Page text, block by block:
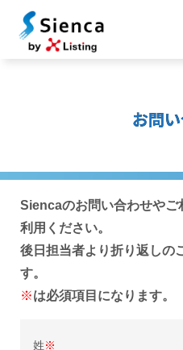
お問
Siencaのお問い合わせやご
利用ください。
後日担当者より折り返しの
す。
※は必須項目になります。
姓※